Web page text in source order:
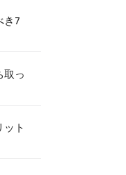
き7
取っ
ット